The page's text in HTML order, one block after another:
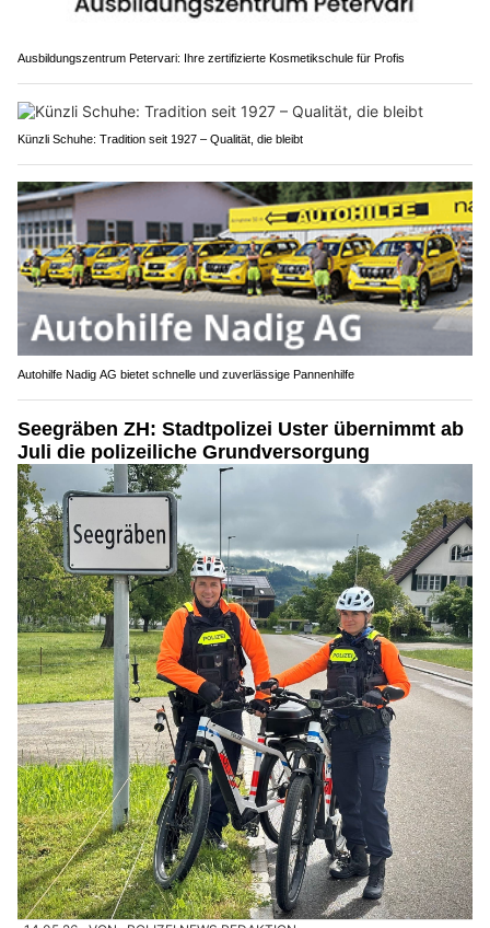
Ausbildungszentrum Petervari: Ihre zertifizierte Kosmetikschule für Profis
Künzli Schuhe: Tradition seit 1927 – Qualität, die bleibt
Autohilfe Nadig AG bietet schnelle und zuverlässige Pannenhilfe
Seegräben ZH: Stadtpolizei Uster übernimmt ab
Juli die polizeiliche Grundversorgung